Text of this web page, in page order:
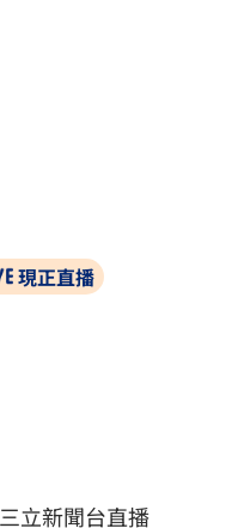
現正直播
立新聞台直播